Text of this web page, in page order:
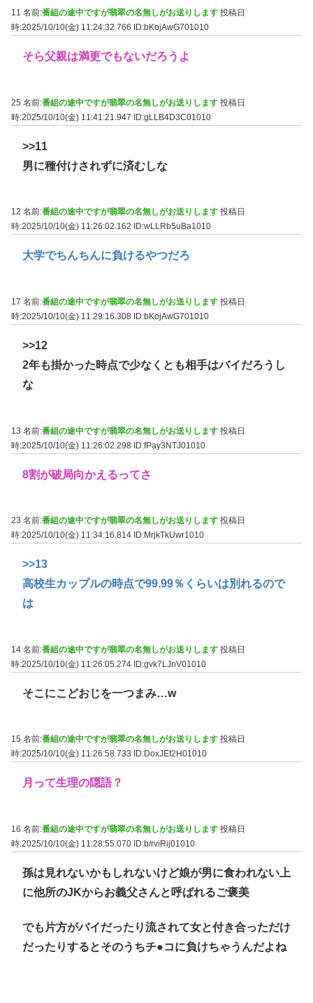
11 名前:番組の途中ですが翡翠の名無しがお送りします 投稿日
時:2025/10/10(金) 11:24:32.766
ID:bKojAwG701010
そら父親は満更でもないだろうよ
25 名前:番組の途中ですが翡翠の名無しがお送りします 投稿日
時:2025/10/10(金) 11:41:21.947 ID:gLLB4D3C01010
>>11
男に種付けされずに済むしな
12 名前:番組の途中ですが翡翠の名無しがお送りします 投稿日
時:2025/10/10(金) 11:26:02.162
ID:wLLRb5uBa1010
大学でちんちんに負けるやつだろ
17 名前:番組の途中ですが翡翠の名無しがお送りします 投稿日
時:2025/10/10(金) 11:29:16.308 ID:bKojAwG701010
>>12
2年も掛かった時点で少なくとも相手はバイだろうし
な
13 名前:番組の途中ですが翡翠の名無しがお送りします 投稿日
時:2025/10/10(金) 11:26:02.298 ID:fPay3NTJ01010
8割が破局向かえるってさ
23 名前:番組の途中ですが翡翠の名無しがお送りします 投稿日
時:2025/10/10(金) 11:34:16.814 ID:MrjkTkUwr1010
>>13
高校生カップルの時点で99.99％くらいは別れるので
は
14 名前:番組の途中ですが翡翠の名無しがお送りします 投稿日
時:2025/10/10(金) 11:26:05.274 ID:gvk7LJnV01010
そこにこどおじを一つまみ…w
15 名前:番組の途中ですが翡翠の名無しがお送りします 投稿日
時:2025/10/10(金) 11:26:58.733
ID:DoxJEf2H01010
月って生理の隠語？
16 名前:番組の途中ですが翡翠の名無しがお送りします 投稿日
時:2025/10/10(金) 11:28:55.070 ID:b/rviRij01010
孫は見れないかもしれないけど娘が男に食われない上
に他所のJKからお義父さんと呼ばれるご褒美
でも片方がバイだったり流されて女と付き合っただけ
だったりするとそのうちチ●コに負けちゃうんだよね